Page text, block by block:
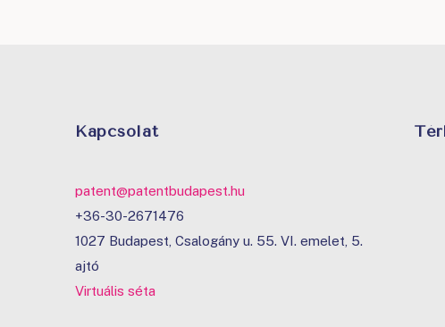
Kapcsolat
patent@patentbudapest.hu
+36-30-2671476
1027 Budapest, Csalogány u. 55. VI. emelet, 5.
ajtó
Virtuális séta